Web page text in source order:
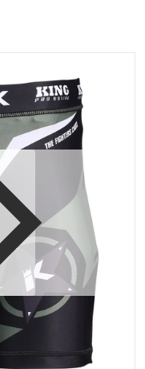
1 in galerijweergave